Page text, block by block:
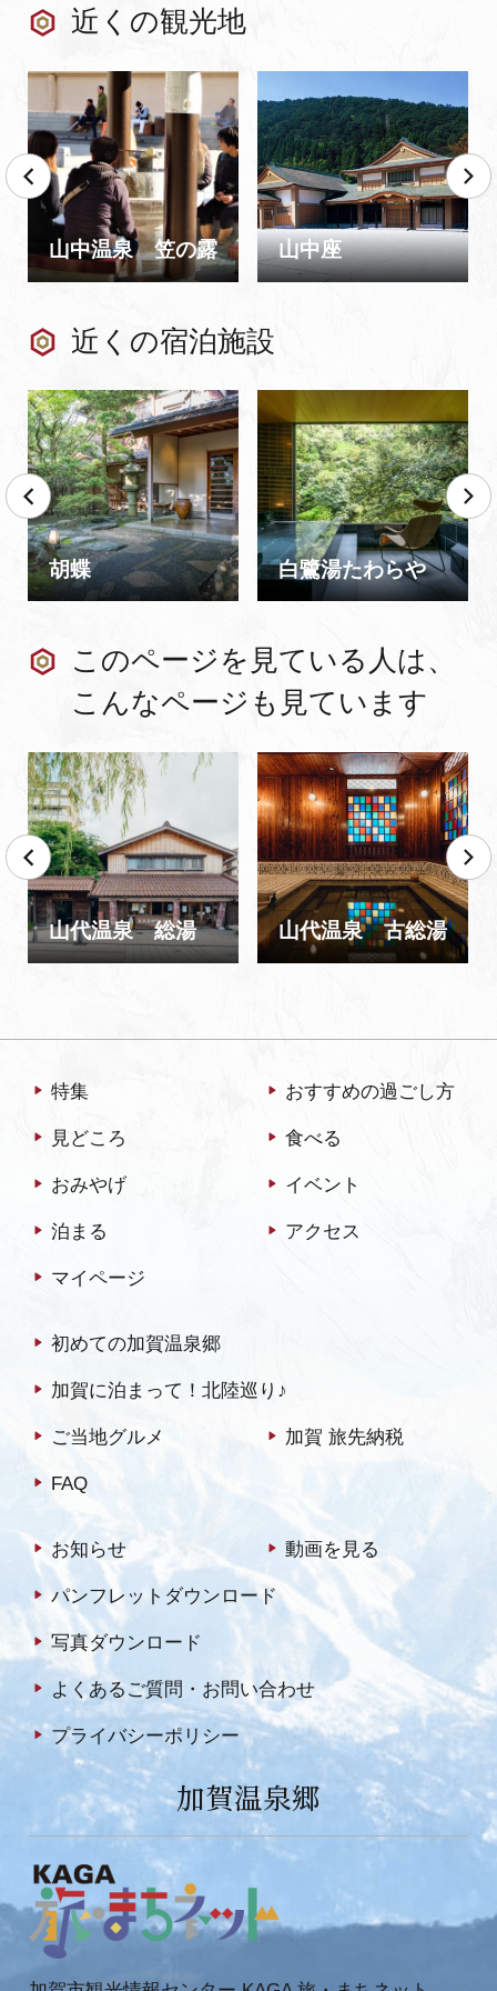
近くの観光地
山中温泉 笠の露 山中座
近くの宿泊施設
胡蝶 白鷺湯たわらや
このページを見ている人は、
こんなページも見ています
山代温泉 総湯 山代温泉 古総湯
特集 おすすめの過ごし方
見どころ 食べる
おみやげ イベント
泊まる アクセス
マイページ
初めての加賀温泉郷
加賀に泊まって！北陸巡り♪
ご当地グルメ 加賀 旅先納税
FAQ
お知らせ 動画を見る
パンフレットダウンロード
写真ダウンロード
よくあるご質問・お問い合わせ
プライバシーポリシー
加賀温泉郷